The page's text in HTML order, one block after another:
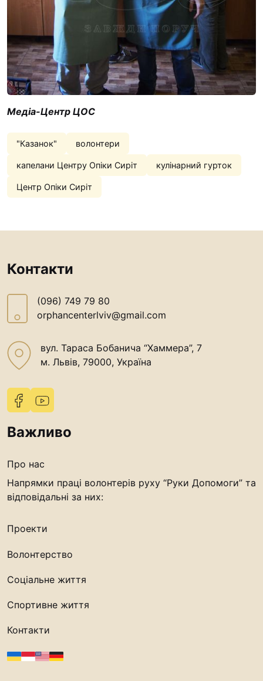
Медіа-Центр ЦОС
"Казанок" волонтери
капелани Центру Опіки Сиріт кулінарний гурток
Центр Опіки Сиріт
Контакти
(096) 749 79 80
orphancenterlviv@gmail.com
вул. Тараса Бобанича “Хаммера”, 7
м. Львів, 79000, Україна
Важливо
Про нас
Напрямки праці волонтерів руху “Руки Допомоги” та
відповідальні за них:
Проекти
Волонтерство
Соціальне життя
Спортивне життя
Контакти